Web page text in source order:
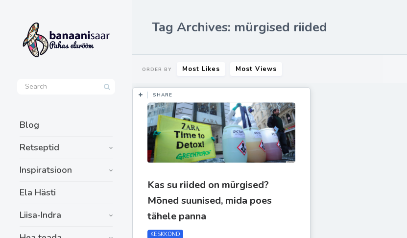
Blog
Retseptid
Inspiratsioon
Ela Hästi
Liisa-Indra
Tag Archives: mürgised riided
ORDER BY Most Likes Most Views
SHARE
Kas su riided on mürgised?
Mõned suunised, mida poes
tähele panna
KESKKOND